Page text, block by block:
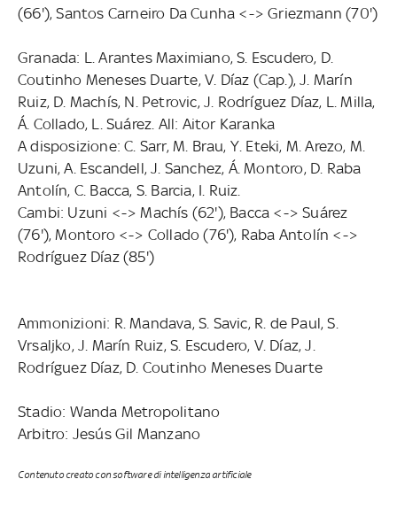
(66'), Santos Carneiro Da Cunha <-> Griezmann (70')
Granada: L. Arantes Maximiano, S. Escudero, D.
Coutinho Meneses Duarte, V. Díaz (Cap.), J. Marín
Ruiz, D. Machís, N. Petrovic, J. Rodríguez Díaz, L. Milla,
Á. Collado, L. Suárez. All: Aitor Karanka
A disposizione: C. Sarr, M. Brau, Y. Eteki, M. Arezo, M.
Uzuni, A. Escandell, J. Sanchez, Á. Montoro, D. Raba
Antolín, C. Bacca, S. Barcia, I. Ruiz.
Cambi: Uzuni <-> Machís (62'), Bacca <-> Suárez
(76'), Montoro <-> Collado (76'), Raba Antolín <->
Rodríguez Díaz (85')
Ammonizioni: R. Mandava, S. Savic, R. de Paul, S.
Vrsaljko, J. Marín Ruiz, S. Escudero, V. Díaz, J.
Rodríguez Díaz, D. Coutinho Meneses Duarte
Stadio: Wanda Metropolitano
Arbitro: Jesús Gil Manzano
Contenuto creato con software di intelligenza artificiale